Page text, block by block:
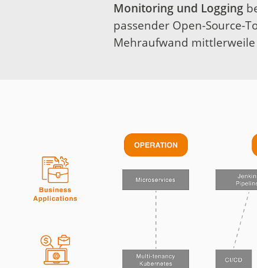
Monitoring und Logging
passender Open-Source-
Mehraufwand